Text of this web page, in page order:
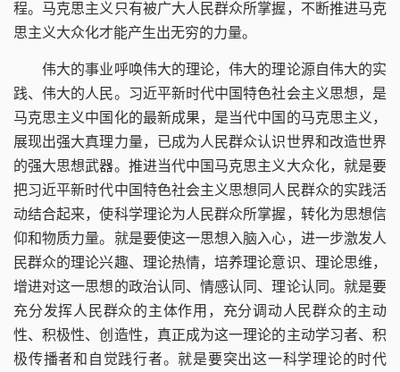
程。马克思主义只有被广大人民群众所掌握，不断推进马克
思主义大众化才能产生出无穷的力量。
伟大的事业呼唤伟大的理论，伟大的理论源自伟大的实
践、伟大的人民。习近平新时代中国特色社会主义思想，是
马克思主义中国化的最新成果，是当代中国的马克思主义，
展现出强大真理力量，已成为人民群众认识世界和改造世界
的强大思想武器。推进当代中国马克思主义大众化，就是要
把习近平新时代中国特色社会主义思想同人民群众的实践活
动结合起来，使科学理论为人民群众所掌握，转化为思想信
仰和物质力量。就是要使这一思想入脑入心，进一步激发人
民群众的理论兴趣、理论热情，培养理论意识、理论思维，
增进对这一思想的政治认同、情感认同、理论认同。就是要
充分发挥人民群众的主体作用，充分调动人民群众的主动
性、积极性、创造性，真正成为这一理论的主动学习者、积
极传播者和自觉践行者。就是要突出这一科学理论的时代